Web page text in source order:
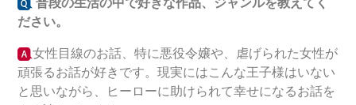
ださい。
女性目線のお話、特に悪役令嬢や、虐げられた女性が
頑張るお話が好きです。現実にはこんな王子様はいない
と思いながら、ヒーローに助けられて幸せになるお話を